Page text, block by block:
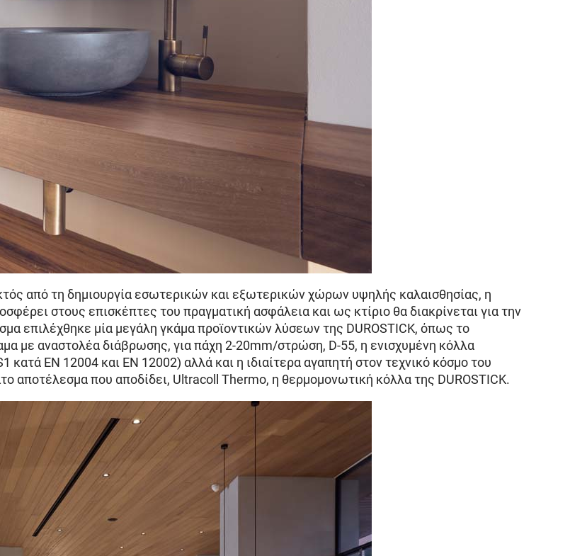
από τη δημιουργία εσωτερικών και εξωτερικών χώρων υψηλής καλαισθησίας, η
στους επισκέπτες του πραγματική ασφάλεια και ως κτίριο θα διακρίνεται για την
επιλέχθηκε μία μεγάλη γκάμα προϊοντικών λύσεων της DUROSTICK, όπως το
με αναστολέα διάβρωσης, για πάχη 2-20mm/στρώση, D-55, η ενισχυμένη κόλλα
κατά ΕΝ 12004 και EN 12002) αλλά και η ιδιαίτερα αγαπητή στον τεχνικό κόσμο του
αποτέλεσμα που αποδίδει, Ultracoll Thermo, η θερμομονωτική κόλλα της DUROSTICK.